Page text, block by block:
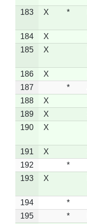
183 X *
184 X
185
X
186 X
187
*
188
X
189
X
190
X
191 X
192
*
193
X
194 *
195
*